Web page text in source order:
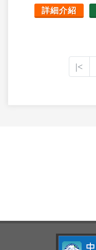
詳細介紹
|<